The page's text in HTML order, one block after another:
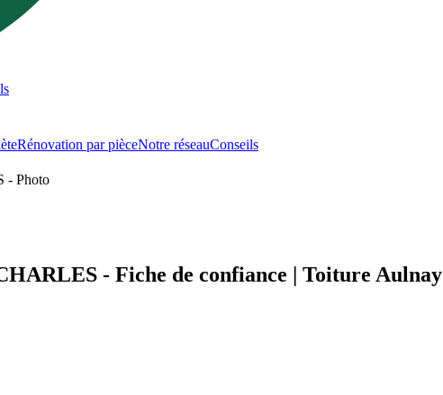
Rénovation par pièceNotre réseauConseils
- Fiche de confiance | Toiture Aulnay